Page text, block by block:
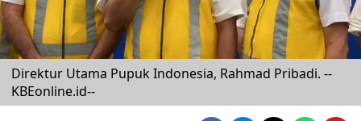
Direktur Utama Pupuk Indonesia, Rahmad Pribadi. --
KBEonline.id--